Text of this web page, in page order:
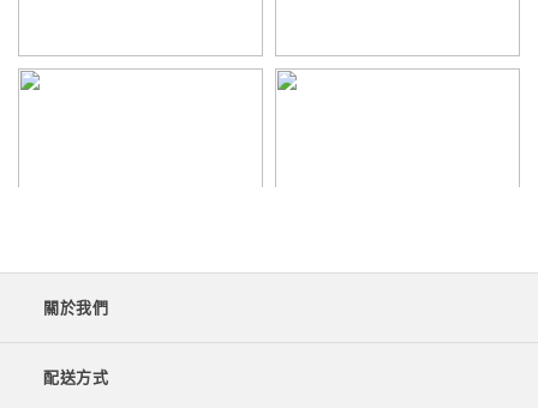
關於我們
配送方式